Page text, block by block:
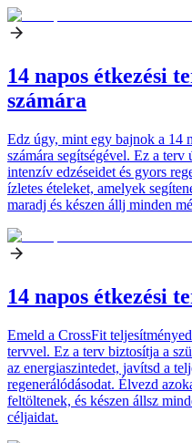
14 napos étkezési
számára
Edz úgy, mint egy bajnok a 14
számára segítségével. Ez a
intenzív edzéseidet és gyors
ízletes ételeket, amelyek
maradj és készen állj minden
14 napos étkezési
Emeld a CrossFit
tervvel. Ez a terv biztosítja a
az energiaszintedet, javítsd a
regenerálódásodat. Élvezd
feltöltenek, és készen állsz
céljaidat.